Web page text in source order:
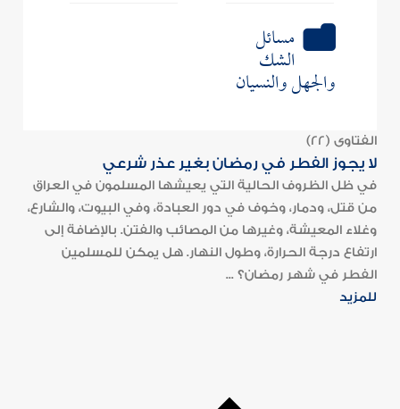
مسائل
الشك
والجهل والنسيان
الفتاوى (22)
لا يجوز الفطر في رمضان بغير عذر شرعي
في ظل الظروف الحالية التي يعيشها المسلمون في العراق
من قتل، ودمار، وخوف في دور العبادة، وفي البيوت، والشارع،
وغلاء المعيشة، وغيرها من المصائب والفتن. بالإضافة إلى
ارتفاع درجة الحرارة، وطول النهار. هل يمكن للمسلمين
الفطر في شهر رمضان؟ ...
للمزيد